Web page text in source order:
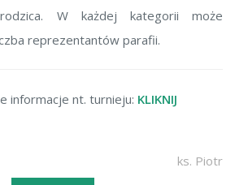
W każdej kategorii może
reprezentantów parafii.
informacje nt. turnieju: KLIKNIJ
ks. Piotr